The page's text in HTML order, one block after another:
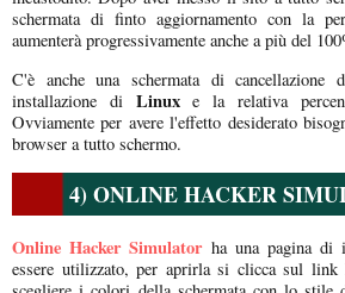
schermata di finto aggiornamento con la
aumenterà progressivamente anche a più del
C'è anche una schermata di cancellazione
installazione diLinuxe la relativa
Ovviamente per avere l'effetto desiderato
browser a tutto schermo.
4) ONLINE HACKER
Online Hacker Simulatorha una pagina di
essere utilizzato, per aprirla si clicca sul link